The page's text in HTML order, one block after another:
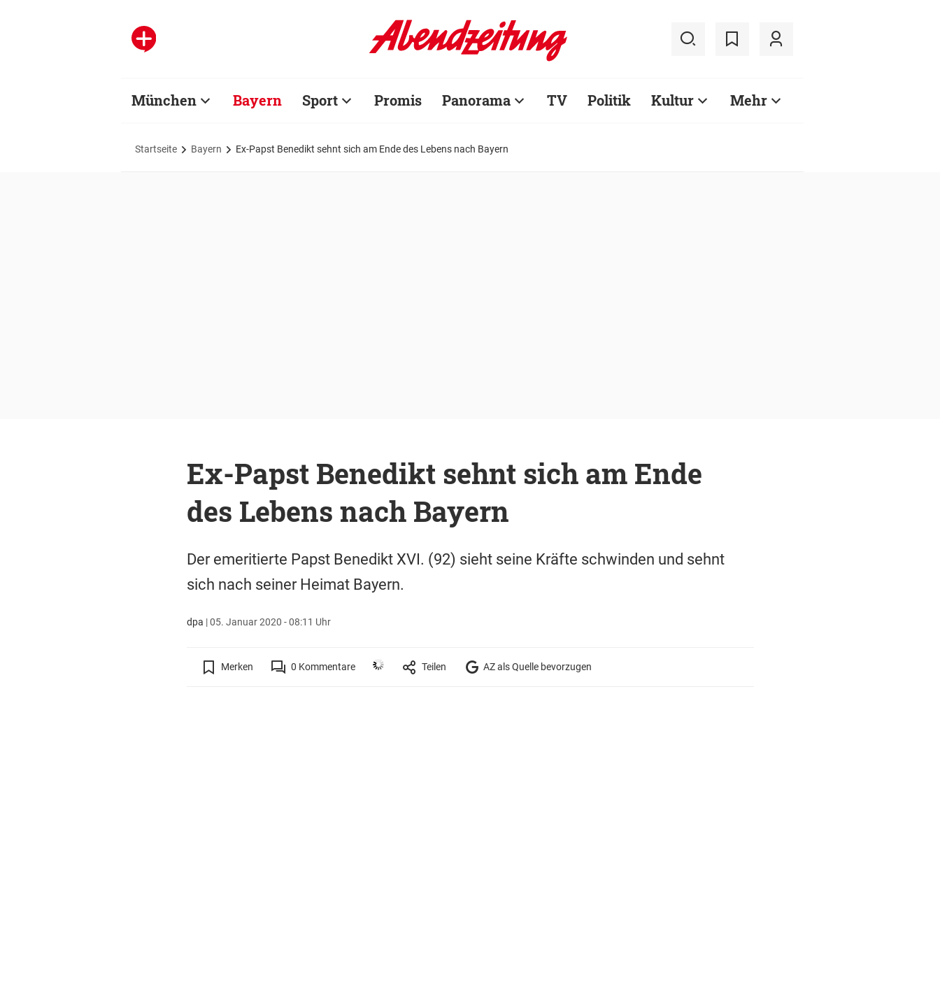
München Bayern Sport Promis Panorama TV Politik Kultur Mehr
Startseite Bayern Ex-Papst Benedikt sehnt sich am Ende des Lebens nach Bayern
Ex-Papst Benedikt sehnt sich am Ende
des Lebens nach Bayern
Der emeritierte Papst Benedikt XVI. (92) sieht seine Kräfte schwinden und sehnt
sich nach seiner Heimat Bayern.
dpa |05. Januar 2020 - 08:11 Uhr
Merken 0 Kommentare Teilen AZ als Quelle bevorzugen